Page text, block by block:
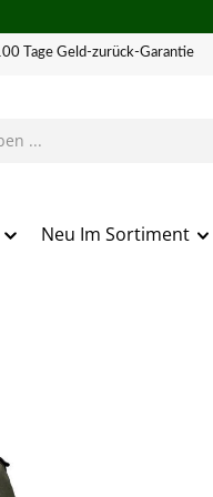
Tage Geld-zurück-Garantie
Neu Im Sortiment